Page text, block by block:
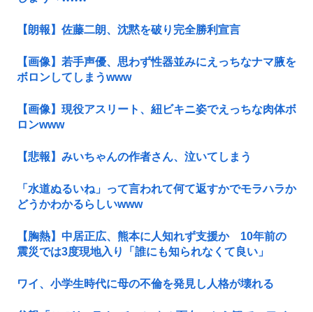
【朗報】佐藤二朗、沈黙を破り完全勝利宣言
【画像】若手声優、思わず性器並みにえっちなナマ腋を
ボロンしてしまうwww
【画像】現役アスリート、紐ビキニ姿でえっちな肉体ボ
ロンwww
【悲報】みいちゃんの作者さん、泣いてしまう
「水道ぬるいね」って言われて何て返すかでモラハラか
どうかわかるらしいwww
【胸熱】中居正広、熊本に人知れず支援か 10年前の
震災では3度現地入り「誰にも知られなくて良い」
ワイ、小学生時代に母の不倫を発見し人格が壊れる